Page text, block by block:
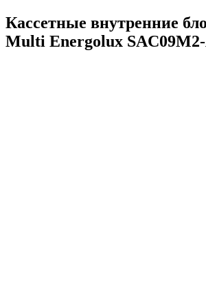
Кассетные внутренние
Multi Energolux